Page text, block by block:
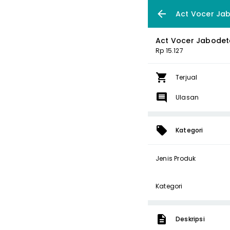
Act Vocer
Act Vocer
Rp 15.127
Terjual
Ulasan
Kategori
Jenis Produk
Kategori
Deskripsi